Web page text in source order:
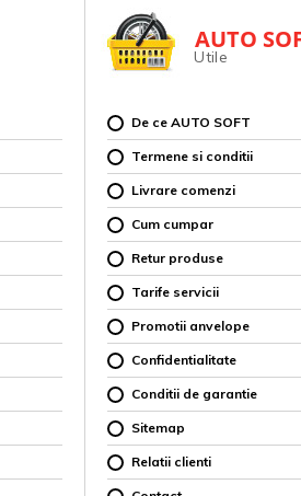
AUTO
Utile
De ce AUTO SOFT
Termene si conditii
Livrare comenzi
Cum cumpar
Retur produse
Tarife servicii
Promotii anvelope
Confidentialitate
Conditii de garantie
Sitemap
Relatii clienti